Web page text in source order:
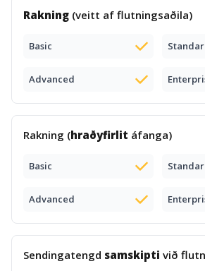
Rakning (veitt af flutningsaðila)
Basic
Advanced
Rakning (hraðyfirlit áfanga)
Basic
Advanced
Sendingatengd samskipti við